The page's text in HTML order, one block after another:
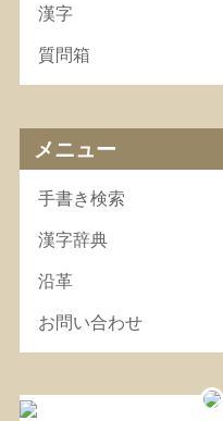
漢字
質問箱
メニュー
手書き検索
漢字辞典
沿革
お問い合わせ